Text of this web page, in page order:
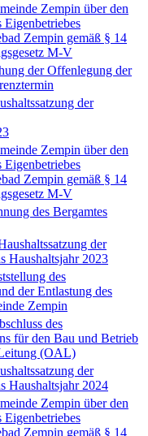
Zempin über den
Eigenbetriebes
Zempin gemäß § 14
M-V
der Offenlegung der
der
Zempin über den
Eigenbetriebes
Zempin gemäß § 14
M-V
des Bergamtes
der
Haushaltsjahr 2023
des
der Entlastung des
Zempin
des
für den Bau und Betrieb
(OAL)
der
Haushaltsjahr 2024
Zempin über den
Eigenbetriebes
Zempin gemäß § 14